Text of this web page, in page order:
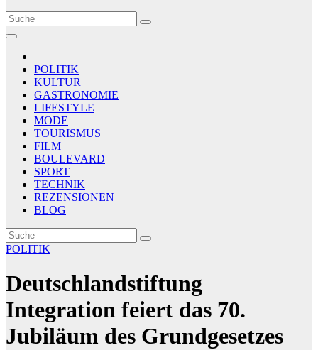
Le Matin
AGENCE DE PRESSE
POLITIK
KULTUR
GASTRONOMIE
LIFESTYLE
MODE
TOURISMUS
FILM
BOULEVARD
SPORT
TECHNIK
REZENSIONEN
BLOG
POLITIK
Deutschlandstiftung
Integration feiert das 70.
Jubiläum des Grundgesetzes